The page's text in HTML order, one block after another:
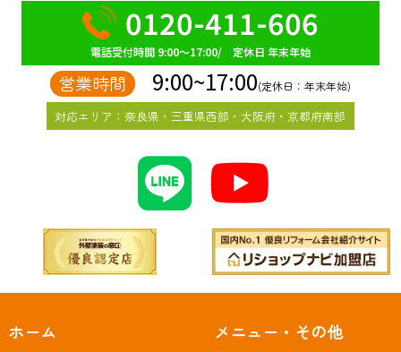
0120-411-606
電話受付時間 9:00～17:00/ 定休日 年末年始
営業時間 9:00~17:00(定休日：年末年始)
対応エリア：奈良県・三重県西部・大阪府・京都府南部
ホーム メニュー・その他